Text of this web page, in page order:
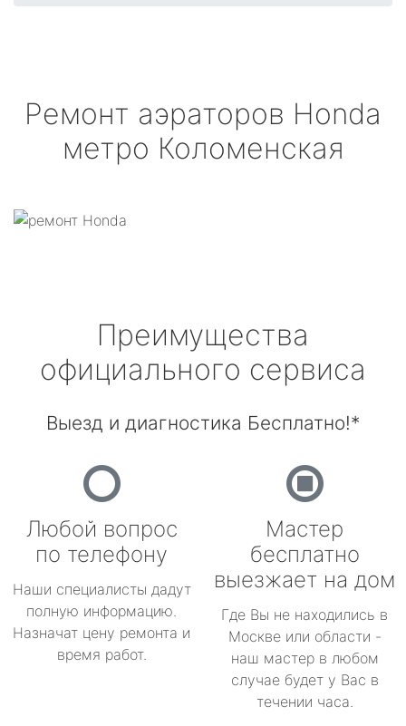
Ремонт аэраторов Honda
метро Коломенская
Преимущества
официального сервиса
Выезд и диагностика Бесплатно!*
Любой вопрос
по телефону
Наши специалисты дадут
полную информацию.
Назначат цену ремонта и
время работ.
Мастер
бесплатно
выезжает на дом
Где Вы не находились в
Москве или области -
наш мастер в любом
случае будет у Вас в
течении часа.